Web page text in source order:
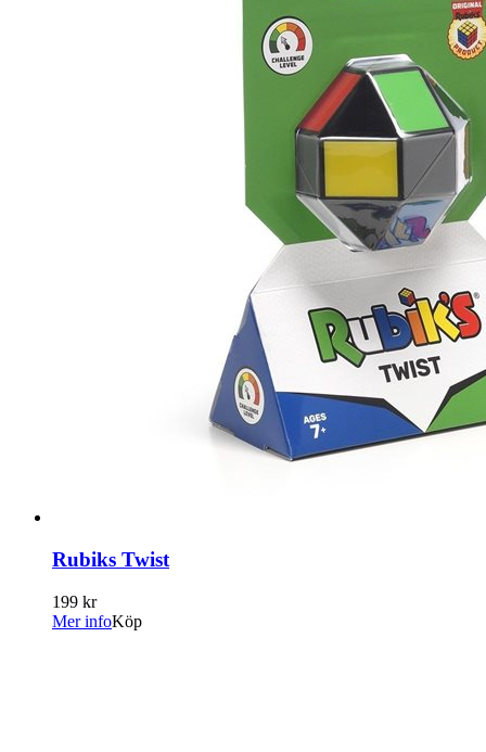
Rubiks Twist
199 kr
Mer infoKöp